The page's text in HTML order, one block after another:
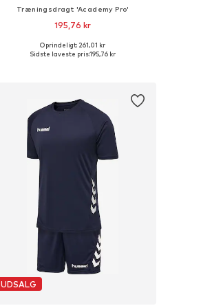
Træningsdragt 'Academy Pro'
195,76 kr
Oprindeligt: 261,01 kr
Sidste laveste pris:195,76 kr
UDSALG